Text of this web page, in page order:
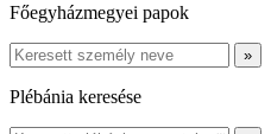
Főegyházmegyei papok
Plébánia keresése